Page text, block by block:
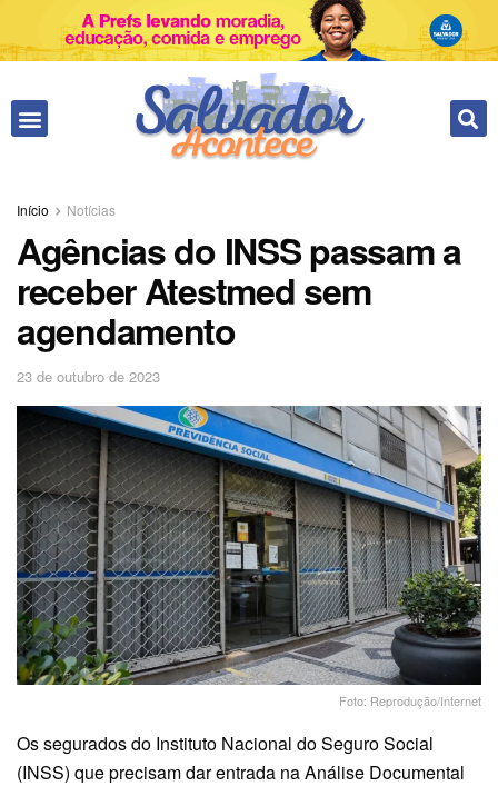
Início Notícias
Agências do INSS passam a
receber Atestmed sem
agendamento
23 de outubro de 2023
Foto: Reprodução/Internet
Os segurados do Instituto Nacional do Seguro Social
(INSS) que precisam dar entrada na Análise Documental